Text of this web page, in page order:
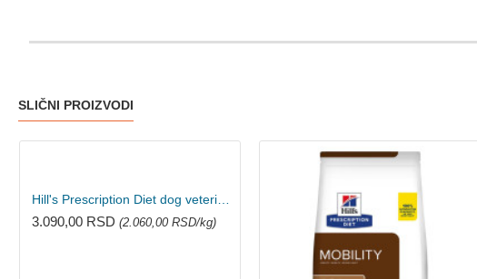
SLIČNI PROIZVODI
Hill's Prescription Diet dog veterinarska dijeta C/D 1.5kg
3.090,00 RSD (2.060,00 RSD/kg)